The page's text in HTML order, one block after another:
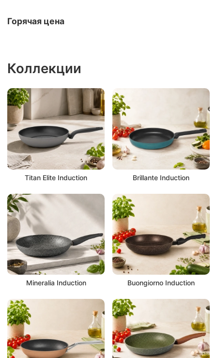
Горячая цена
Коллекции
Titan Elite Induction Brillante Induction
Mineralia Induction Buongiorno Induction